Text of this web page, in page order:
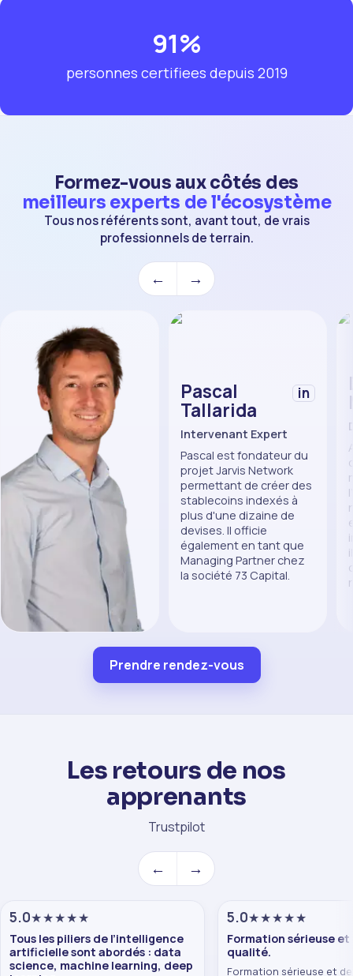
91%
personnes certifiees depuis 2019
Formez-vous aux côtés des
meilleurs experts de l'écosystème
Tous nos référents sont, avant tout, de vrais
professionnels de terrain.
← →
in
et de l'écosystème
web3. Des centaines de
profils accompagnés
dans leur apprentissage
Pascal
Tallarida
in
Intervenant Expert
Pascal est fondateur du
projet Jarvis Network
permettant de créer des
stablecoins indexés à
plus d'une dizaine de
devises. Il officie
également en tant que
Managing Partner chez
la société 73 Capital.
Prendre rendez-vous
Les retours de nos
apprenants
Trustpilot
← →
5.0★★★★★
Tous les piliers de l’intelligence
artificielle sont abordés : data
science, machine learning, deep
5.0★★★★★
Formation sérieuse
qualité.
Formation sérieuse et